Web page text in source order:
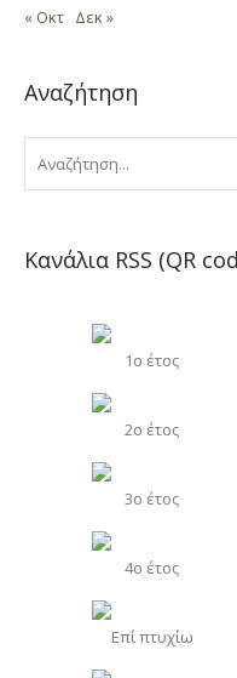
« Οκτ Δεκ »
Αναζήτηση
Κανάλια RSS (QR
1o έτος
2o έτος
3o έτος
4o έτος
Επί πτυχίω